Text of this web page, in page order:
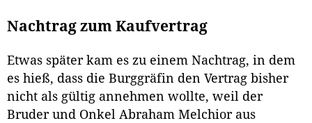
Nachtrag zum Kaufvertrag
Etwas später kam es zu einem Nachtrag, in dem
es hieß, dass die Burggräfin den Vertrag bisher
nicht als gültig annehmen wollte, weil der
Bruder und Onkel Abraham Melchior aus